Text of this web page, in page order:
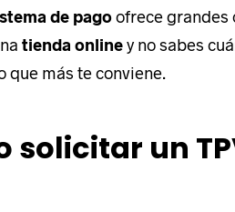
de pagoofrece grandes
tienda onliney no sabes
que más te conviene.
solicitar un